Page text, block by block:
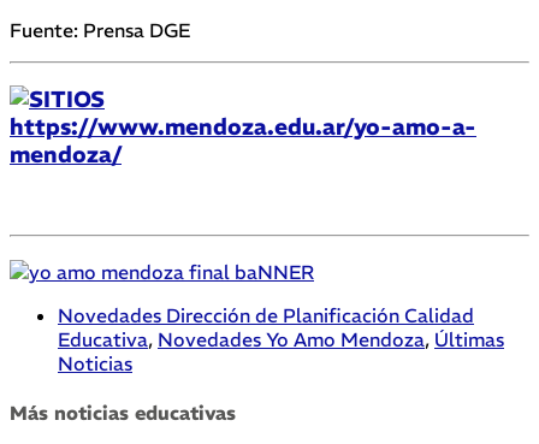
Fuente: Prensa DGE
https://www.mendoza.edu.ar/yo-amo-a-
mendoza/
Novedades Dirección de Planificación Calidad
Educativa, Novedades Yo Amo Mendoza, Últimas
Noticias
Más noticias educativas